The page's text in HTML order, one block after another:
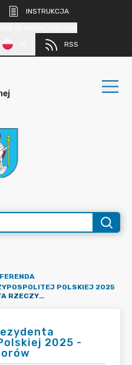
INSTRUKCJA
RSS
POLSKIEJ 2025
WYNIKI - WYBORY PREZYDENTA RZECZYPOSPOLITEJ POLSKIEJ 2025 - PIERWSZA TURA WYBORÓW
2025 -